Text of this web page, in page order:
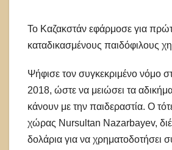
Το Καζακστάν εφάρμοσε για
καταδικασμένους παιδόφιλους
Ψήφισε τον συγκεκριμένο νόμο
2018, ώστε να μειώσει τα
κάνουν με την παιδεραστία. Ο
χώρας Nursultan Nazarbayev,
δολάρια για να χρηματοδοτήσει